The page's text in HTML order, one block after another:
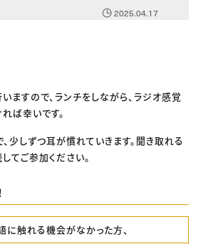
2025.04.17
ますので、ランチをしながら、ラジオ感覚
ば幸いです。
少しずつ耳が慣れていきます。聞き取れる
てご参加ください。
に触れる機会がなかった方、